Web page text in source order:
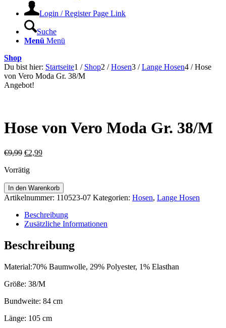
Login / Register Page Link
Suche
Menü Menü
Shop
Du bist hier: Startseite1 / Shop2 / Hosen3 / Lange Hosen4 / Hose
von Vero Moda Gr. 38/M
Angebot!
Hose von Vero Moda Gr. 38/M
€9,99 Ursprünglicher
war:
€2,99Aktueller
Vorrätig
Hose
von
Moda
Menge
In den Warenkorb
Artikelnummer: 110523-07 Kategorien: Hosen, Lange Hosen
Beschreibung
Zusätzliche Informationen
Beschreibung
Material:70% Baumwolle, 29% Polyester, 1% Elasthan
Größe: 38/M
Bundweite: 84 cm
Länge: 105 cm